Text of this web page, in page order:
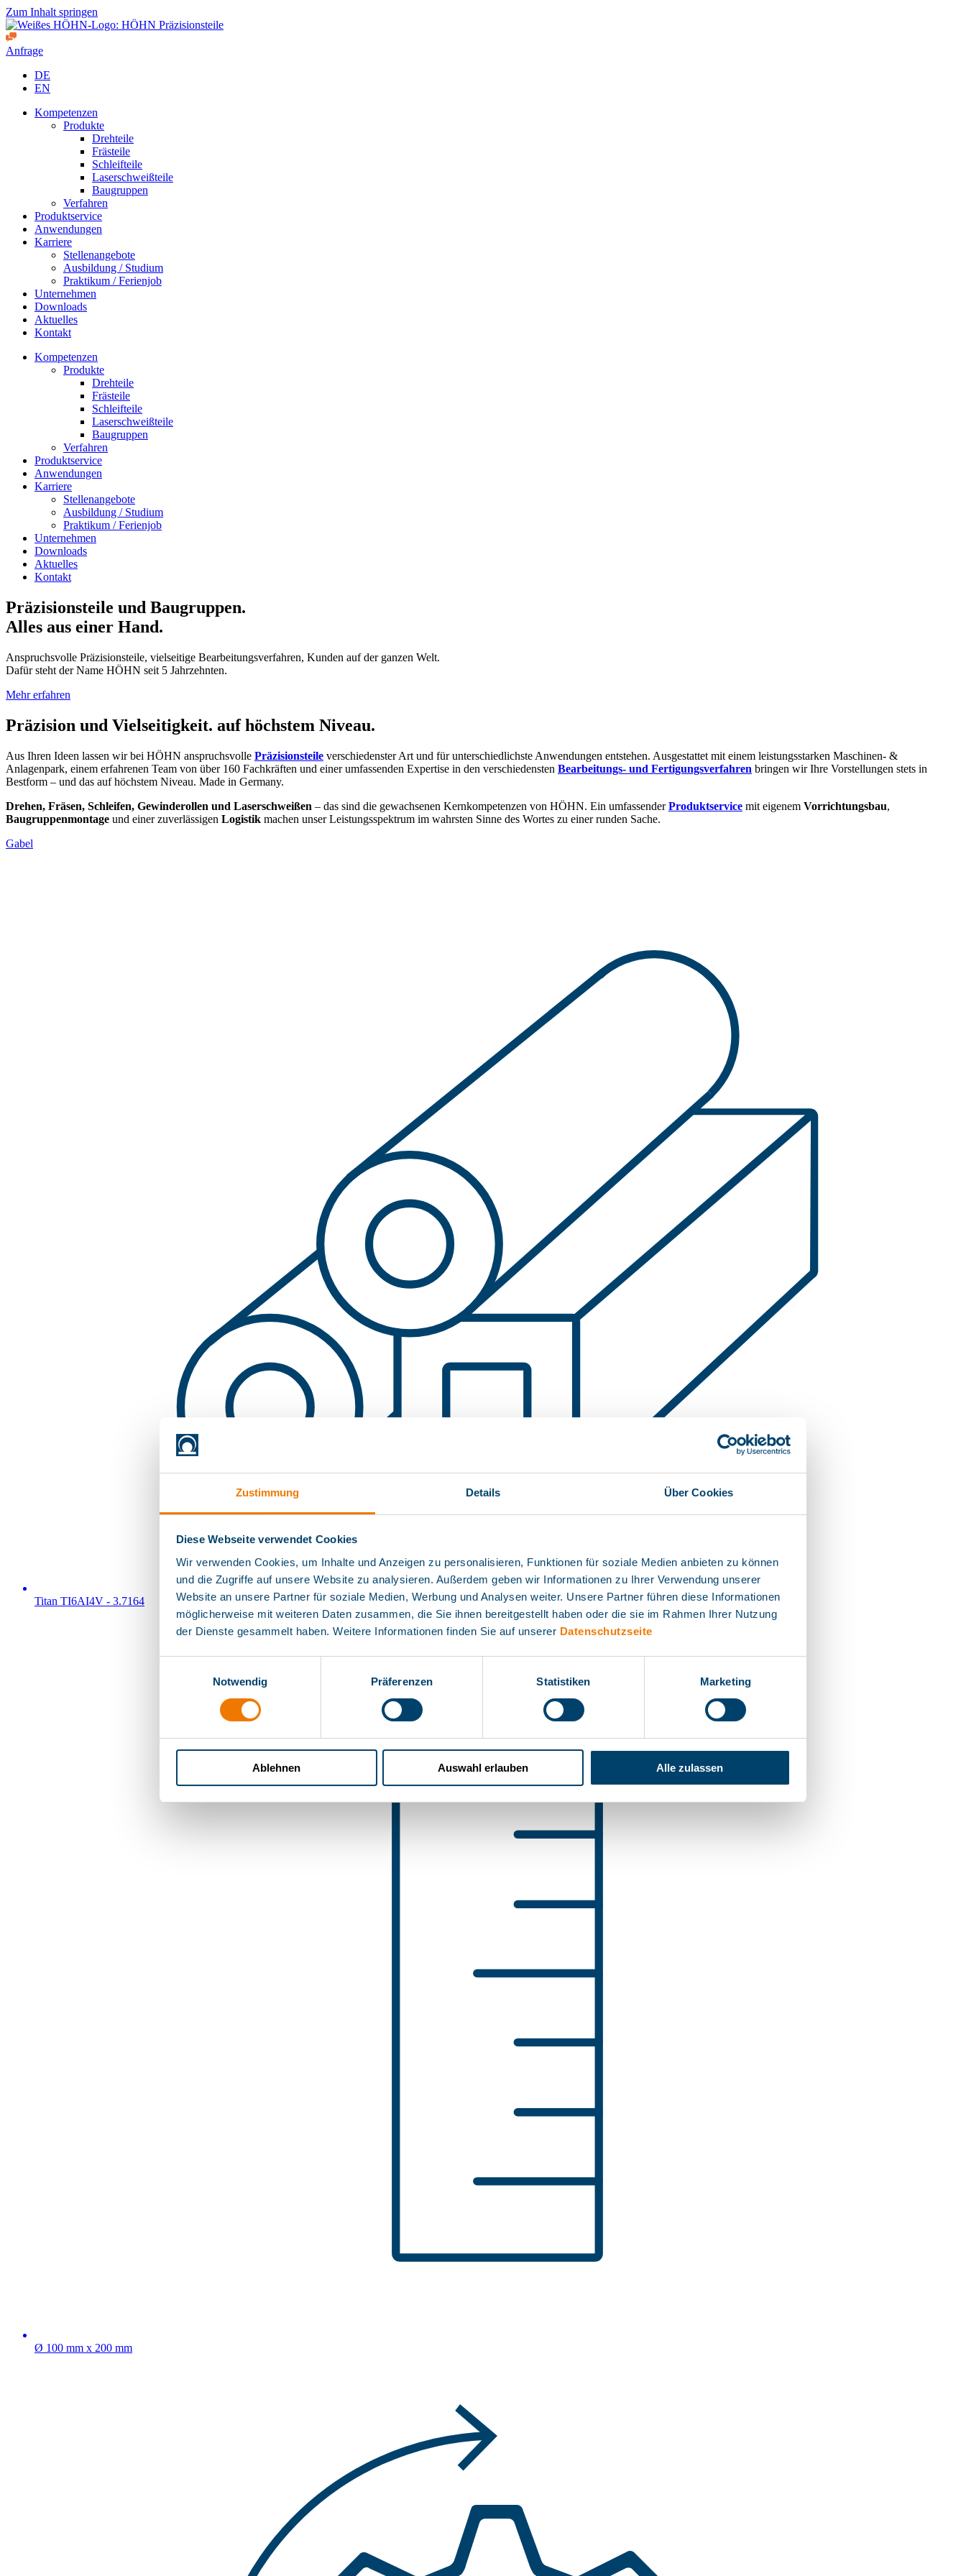
Zustimmung Details Über Cookies
Diese Webseite verwendet Cookies
Wir verwenden Cookies, um Inhalte und Anzeigen zu personalisieren, Funktionen für soziale Medien anbieten zu können
und die Zugriffe auf unsere Website zu analysieren. Außerdem geben wir Informationen zu Ihrer Verwendung unserer
Website an unsere Partner für soziale Medien, Werbung und Analysen weiter. Unsere Partner führen diese Informationen
möglicherweise mit weiteren Daten zusammen, die Sie ihnen bereitgestellt haben oder die sie im Rahmen Ihrer Nutzung
der Dienste gesammelt haben. Weitere Informationen finden Sie auf unserer Datenschutzseite
Notwendig
Präferenzen Statistiken Marketing
Ablehnen Auswahl erlauben Alle zulassen
Zum Inhalt springen
Anfrage
DE
EN
Kompetenzen
Produkte
Drehteile
Frästeile
Schleifteile
Laserschweißteile
Baugruppen
Verfahren
Produktservice
Anwendungen
Karriere
Stellenangebote
Ausbildung / Studium
Praktikum / Ferienjob
Unternehmen
Downloads
Aktuelles
Kontakt
Kompetenzen
Produkte
Drehteile
Frästeile
Schleifteile
Laserschweißteile
Baugruppen
Verfahren
Produktservice
Anwendungen
Karriere
Stellenangebote
Ausbildung / Studium
Praktikum / Ferienjob
Unternehmen
Downloads
Aktuelles
Kontakt
Präzisionsteile und Baugruppen.
Alles aus einer Hand.
Anspruchsvolle Präzisionsteile, vielseitige Bearbeitungsverfahren, Kunden auf der ganzen Welt.
Dafür steht der Name HÖHN seit 5 Jahrzehnten.
Mehr erfahren
Präzision und Vielseitigkeit. auf höchstem Niveau.
Aus Ihren Ideen lassen wir bei HÖHN anspruchsvolle Präzisionsteile verschiedenster Art und für unterschiedlichste Anwendungen entstehen. Ausgestattet mit einem leistungsstarken Maschinen- &
Anlagenpark, einem erfahrenen Team von über 160 Fachkräften und einer umfassenden Expertise in den verschiedensten Bearbeitungs- und Fertigungsverfahren bringen wir Ihre Vorstellungen stets in
Bestform – und das auf höchstem Niveau. Made in Germany.
Drehen, Fräsen, Schleifen, Gewinderollen und Laserschweißen – das sind die gewachsenen Kernkompetenzen von HÖHN. Ein umfassenderProduktservice mit eigenem Vorrichtungsbau,
Baugruppenmontage und einer zuverlässigen Logistik machen unser Leistungsspektrum im wahrsten Sinne des Wortes zu einer runden Sache.
Gabel
Titan TI6AI4V - 3.7164
Ø 100 mm x 200 mm